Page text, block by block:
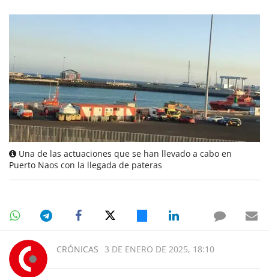
Una de las actuaciones que se han llevado a cabo en
Puerto Naos con la llegada de pateras
CRÓNICAS 3 DE ENERO DE 2025, 18:10